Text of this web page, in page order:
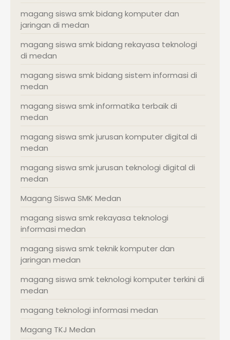
magang siswa smk bidang komputer dan
jaringan di medan
magang siswa smk bidang rekayasa teknologi
di medan
magang siswa smk bidang sistem informasi di
medan
magang siswa smk informatika terbaik di
medan
magang siswa smk jurusan komputer digital di
medan
magang siswa smk jurusan teknologi digital di
medan
Magang Siswa SMK Medan
magang siswa smk rekayasa teknologi
informasi medan
magang siswa smk teknik komputer dan
jaringan medan
magang siswa smk teknologi komputer terkini di
medan
magang teknologi informasi medan
Magang TKJ Medan